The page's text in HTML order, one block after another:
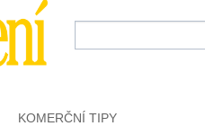
KOMERČNÍ TIPY